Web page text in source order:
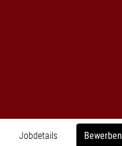
Jobdetails Bewerben